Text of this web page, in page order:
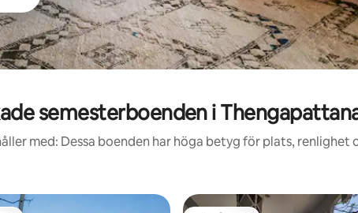
semesterboenden i
med: Dessa boenden har höga betyg för plats, renlighet